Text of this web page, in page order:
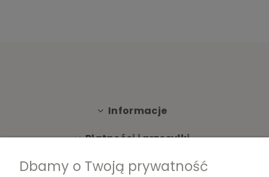
Informacje
Płatności i przesyłki
Moje konto
Dbamy o Twoją prywatność